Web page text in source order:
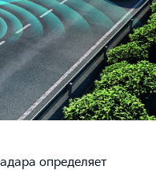
определяет